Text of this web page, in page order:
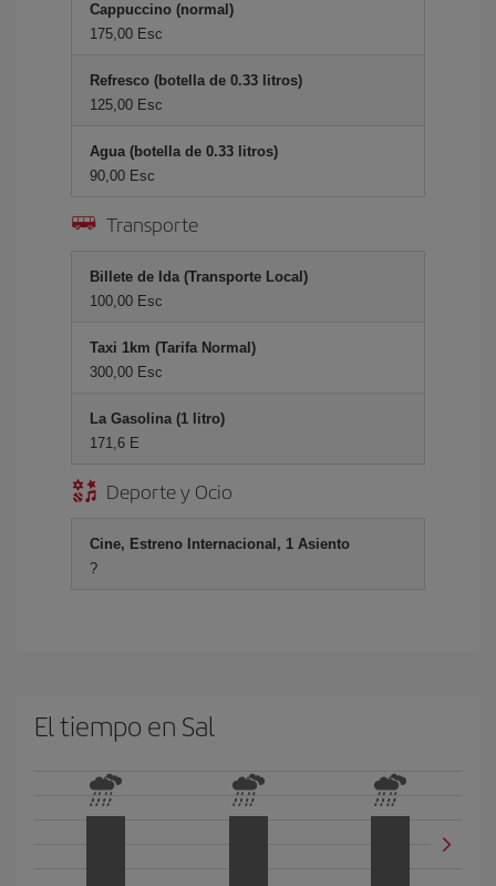
Cappuccino (normal)
175,00 Esc
Refresco (botella de 0.33 litros)
125,00 Esc
Agua (botella de 0.33 litros)
90,00 Esc
Transporte
Billete de Ida (Transporte Local)
100,00 Esc
Taxi 1km (Tarifa Normal)
300,00 Esc
La Gasolina (1 litro)
171,6 E
Deporte y Ocio
Cine, Estreno Internacional, 1 Asiento
?
El tiempo en Sal